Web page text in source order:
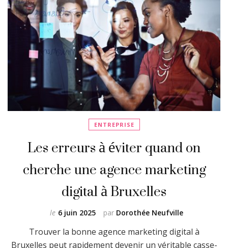
ENTREPRISE
Les erreurs à éviter quand on
cherche une agence marketing
digital à Bruxelles
par Dorothée Neufville
le 6 juin 2025
Trouver la bonne agence marketing digital à
Bruxelles peut rapidement devenir un véritable casse-